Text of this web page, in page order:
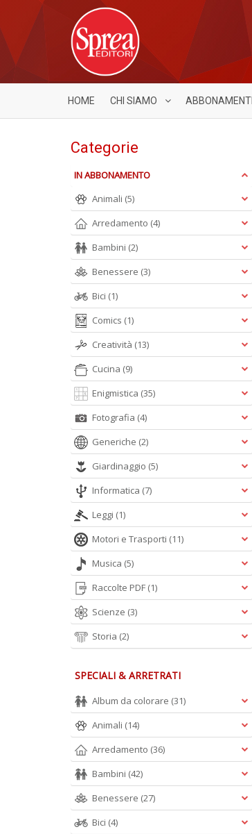
HOME CHI SIAMO ABBONAMENTI
Digitale
4.90 €
Sardegna
Cartacea
9.90 €
Digitale
Categorie
IN ABBONAMENTO
Animali (5)
Arredamento (4)
Bambini (2)
Benessere (3)
Bici (1)
Comics (1)
Creatività (13)
Cucina (9)
Enigmistica (35)
Fotografia (4)
Generiche (2)
Giardinaggio (5)
Informatica (7)
Leggi (1)
Motori e Trasporti (11)
Musica (5)
Raccolte PDF (1)
Scienze (3)
Storia (2)
SPECIALI & ARRETRATI
Album da colorare (31)
Animali (14)
Arredamento (36)
Bambini (42)
Benessere (27)
Bici (4)